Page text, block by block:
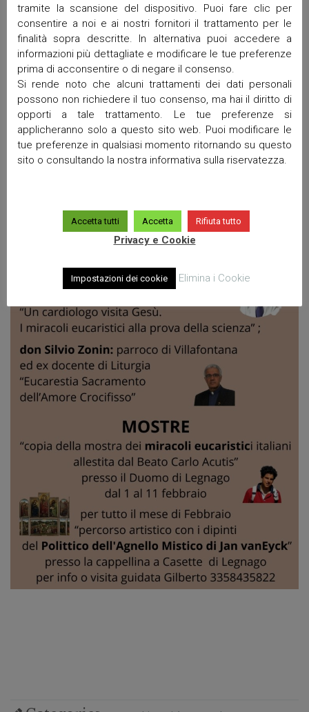
tramite la scansione del dispositivo. Puoi fare clic per
consentire a noi e ai nostri fornitori il trattamento per le
finalità sopra descritte. In alternativa puoi accedere a
informazioni più dettagliate e modificare le tue preferenze
prima di acconsentire o di negare il consenso.
Si rende noto che alcuni trattamenti dei dati personali
possono non richiedere il tuo consenso, ma hai il diritto di
opporti a tale trattamento. Le tue preferenze si
applicheranno solo a questo sito web. Puoi modificare le
tue preferenze in qualsiasi momento ritornando su questo
sito o consultando la nostra informativa sulla riservatezza.
Accetta tutti Accetta Rifiuta tutto
Privacy e Cookie
Impostazioni dei cookie Elimina i Cookie